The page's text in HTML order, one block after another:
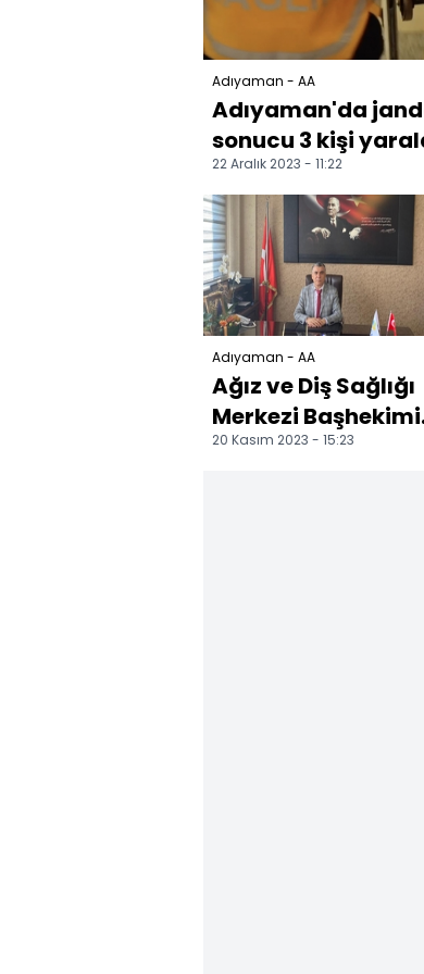
Adıyaman - AA
Adıyaman'da
sonucu 3 kişi
22 Aralık 2023 - 11:22
Adıyaman - AA
Ağız ve Diş Sağlığı
Merkezi Başhekimi
Karakuş, göreve
20 Kasım 2023 - 15:23